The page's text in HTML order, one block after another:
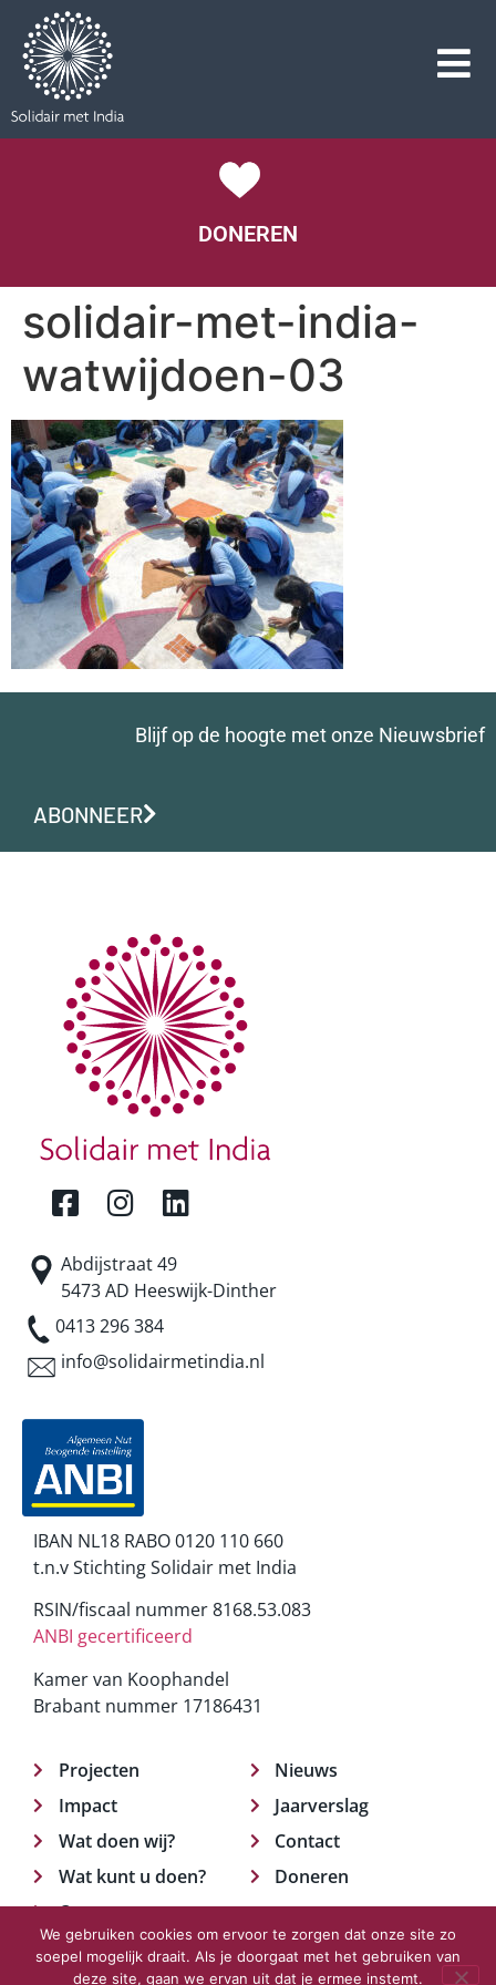
DONEREN
solidair-met-india-
watwijdoen-03
Blijf op de hoogte met onze Nieuwsbrief
ABONNEER
Abdijstraat 49
5473 AD Heeswijk-Dinther
0413 296 384
info@solidairmetindia.nl
IBAN NL18 RABO 0120 110 660
t.n.v Stichting Solidair met India
RSIN/fiscaal nummer 8168.53.083
ANBI gecertificeerd
Kamer van Koophandel
Brabant nummer 17186431
Projecten
Impact
Wat doen wij?
Wat kunt u doen?
Over ons
Nieuws
Jaarverslag
Contact
Doneren
We gebruiken cookies om ervoor te zorgen dat onze site zo
soepel mogelijk draait. Als je doorgaat met het gebruiken van
deze site, gaan we ervan uit dat je ermee instemt.